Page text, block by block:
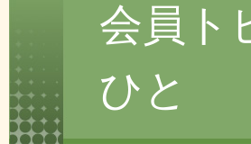
会員ト
ひと